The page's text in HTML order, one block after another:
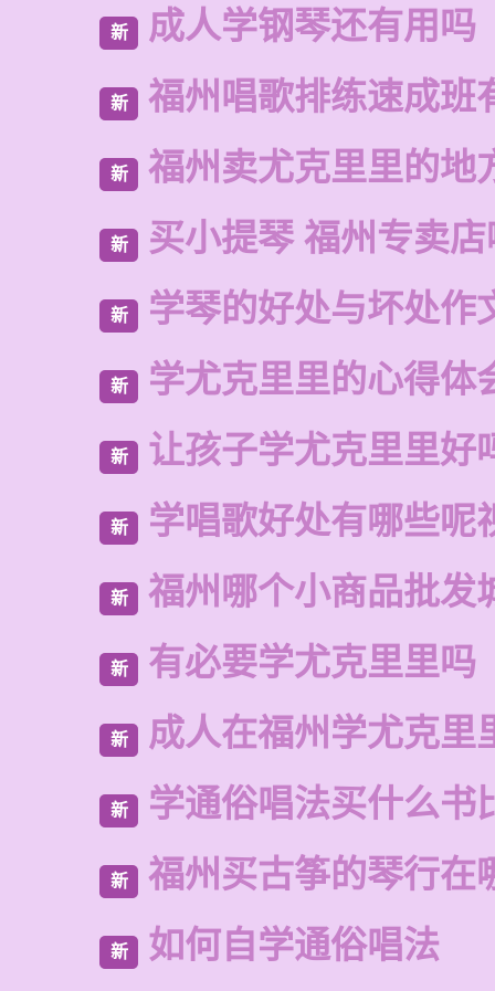
新 成人学钢琴还有用吗
新 福州唱歌排练速成班
新 福州卖尤克里里的地
新 买小提琴 福州专卖
新 学琴的好处与坏处作
新 学尤克里里的心得体
新 让孩子学尤克里里好
新 学唱歌好处有哪些呢
新 福州哪个小商品批发
新 有必要学尤克里里吗
新 成人在福州学尤克里
新 学通俗唱法买什么书
新 福州买古筝的琴行在
新 如何自学通俗唱法